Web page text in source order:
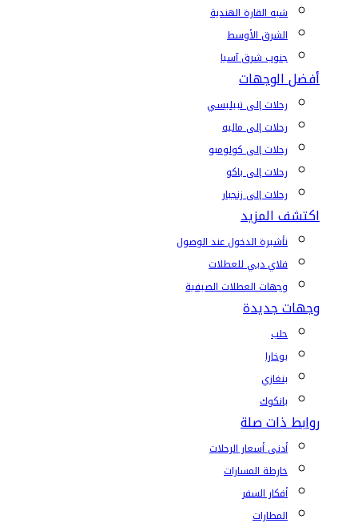
شبه القارة الهندية
الشرق الأوسط
جنوب شرق آسيا
أفضل الوجهات
رحلات إلى تبيليسي
رحلات إلى ماليه
رحلات إلى كولومبو
رحلات إلى باكو
رحلات إلى زنجبار
اكتشف المزيد
تأشيرة الدخول عند الوصول
فلاي دبي للعطلات
وجهات العطلات الصيفية
وجهات جديدة
حلب
بوخارا
بنغازي
بانكوك
روابط ذات صلة
أدنى أسعار الرحلات
خارطة المسارات
أفكار السفر
المطارات